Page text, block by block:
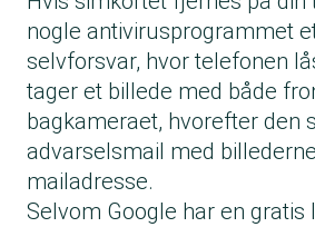
nogle antivirusprogrammet
selvforsvar, hvor telefonen
tager et billede med både
bagkameraet, hvorefter den
advarselsmail med
mailadresse.
Selvom Google har en gratis